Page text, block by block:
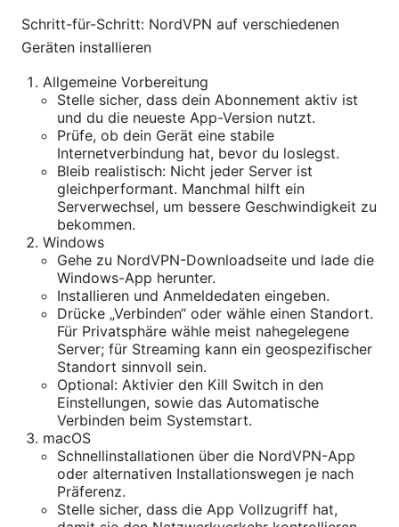
Schritt-für-Schritt: NordVPN auf verschiedenen
Geräten installieren
Allgemeine Vorbereitung
Stelle sicher, dass dein Abonnement aktiv ist
und du die neueste App-Version nutzt.
Prüfe, ob dein Gerät eine stabile
Internetverbindung hat, bevor du loslegst.
Bleib realistisch: Nicht jeder Server ist
gleichperformant. Manchmal hilft ein
Serverwechsel, um bessere Geschwindigkeit zu
bekommen.
Windows
Gehe zu NordVPN-Downloadseite und lade die
Windows-App herunter.
Installieren und Anmeldedaten eingeben.
Drücke „Verbinden“ oder wähle einen Standort.
Für Privatsphäre wähle meist nahegelegene
Server; für Streaming kann ein geospezifischer
Standort sinnvoll sein.
Optional: Aktivier den Kill Switch in den
Einstellungen, sowie das Automatische
Verbinden beim Systemstart.
macOS
Schnellinstallationen über die NordVPN-App
oder alternativen Installationswegen je nach
Präferenz.
Stelle sicher, dass die App Vollzugriff hat,